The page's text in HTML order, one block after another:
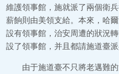
維護領事館，施就派了兩個衛
薪餉則由美領支給。本來，哈
設有領事館，治安周遭的狀況
設了領事館，并且都請施道臺派
由于施道臺不只將老邁難